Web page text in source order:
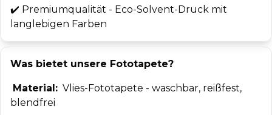
✔️ Premiumqualität - Eco-Solvent-Druck mit
langlebigen Farben
Was bietet unsere Fototapete?
Material: Vlies-Fototapete - waschbar, reißfest,
blendfrei